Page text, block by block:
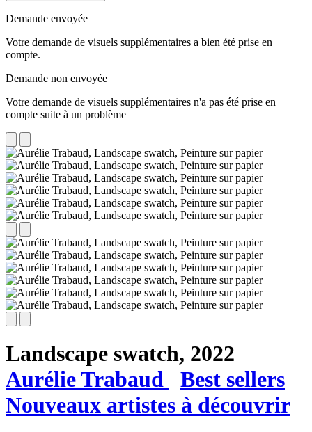
Demande envoyée
Votre demande de visuels supplémentaires a bien été prise en
compte.
Demande non envoyée
Votre demande de visuels supplémentaires n'a pas été prise en
compte suite à un problème
Landscape swatch, 2022
Aurélie Trabaud
Best sellers
Nouveaux artistes à découvrir